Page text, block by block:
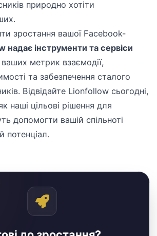
природно хотіти
зростання вашої Facebook-
надає інструменти та сервіси
метрик взаємодії,
та забезпечення сталого
Відвідайте Lionfollow сьогодні,
наші цільові рішення для
допомогти вашій спільноті
потенціал.